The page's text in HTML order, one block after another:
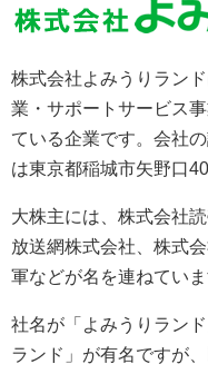
株式会社よみうりラン
業・サポートサービス
ている企業です。会社
は東京都稲城市矢野口
大株主には、株式会社
放送網株式会社、株式
軍などが名を連ねていま
社名が「よみうりラン
ランド」が有名ですが